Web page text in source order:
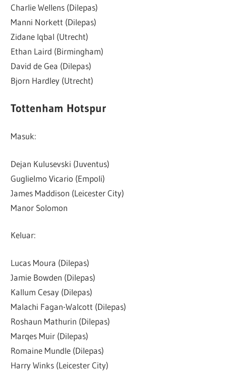
Charlie Wellens (Dilepas)
Manni Norkett (Dilepas)
Zidane Iqbal (Utrecht)
Ethan Laird (Birmingham)
David de Gea (Dilepas)
Bjorn Hardley (Utrecht)
Tottenham Hotspur
Masuk:
Dejan Kulusevski (Juventus)
Guglielmo Vicario (Empoli)
James Maddison (Leicester City)
Manor Solomon
Keluar:
Lucas Moura (Dilepas)
Jamie Bowden (Dilepas)
Kallum Cesay (Dilepas)
Malachi Fagan-Walcott (Dilepas)
Roshaun Mathurin (Dilepas)
Marqes Muir (Dilepas)
Romaine Mundle (Dilepas)
Harry Winks (Leicester City)